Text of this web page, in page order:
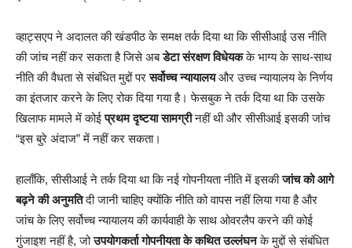
व्हाट्सएप ने अदालत की खंडपीठ के समक्ष तर्क दिया था कि सीसीआई उस नीति
की जांच नहीं कर सकता है जिसे अबडेटा संरक्षण विधेयकके भाग्य के साथ-साथ
नीति की वैधता से संबंधित मुद्दों परसर्वोच्च न्यायालयऔर उच्च न्यायालय के निर्णय
का इंतजार करने के लिए रोक दिया गया है। फेसबुक ने तर्क दिया था कि उसके
खिलाफ मामले में कोईप्रथम दृष्टया सामग्रीनहीं थी और सीसीआई इसकी जांच
“इस बुरे अंदाज” में नहीं कर सकता।
हालाँकि, सीसीआई ने तर्क दिया था कि नई गोपनीयता नीति में इसकीजांच को आगे
बढ़ने की अनुमतिदी जानी चाहिए क्योंकि नीति को वापस नहीं लिया गया है और
जांच के लिए सर्वोच्च न्यायालय की कार्यवाही के साथ ओवरलैप करने की कोई
गुंजाइश नहीं है, जोउपयोगकर्ता गोपनीयता के कथित उल्लंघनके मुद्दों से संबंधित